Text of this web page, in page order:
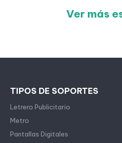
Ver más
TIPOS DE SOPORTES
Letrero Publicitario
Metro
Pantallas Digitales